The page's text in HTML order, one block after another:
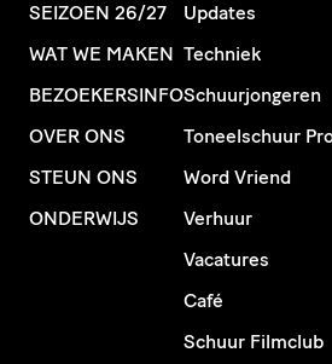
SEIZOEN 26/27
WAT WE MAKEN
BEZOEKERSINFO
OVER ONS
STEUN ONS
ONDERWIJS
Updates
Techniek
Schuurjongeren
Toneelschuur
Word Vriend
Verhuur
Vacatures
Café
Schuur Filmclub